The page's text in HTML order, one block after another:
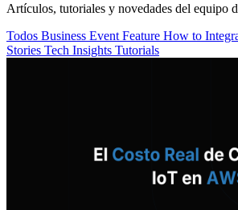
Artículos, tutoriales y novedades del equipo
Todos Business Event Feature How to
Stories Tech Insights Tutorials